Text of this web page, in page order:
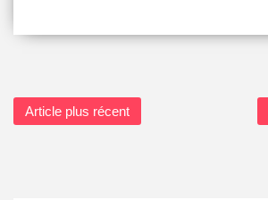
Article plus récent